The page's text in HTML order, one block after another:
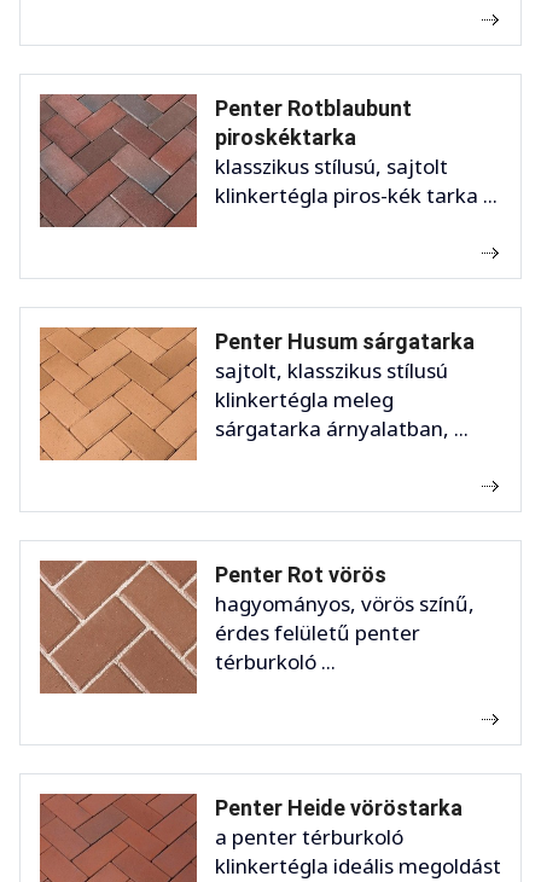
Penter Rotblaubunt
piroskéktarka
klasszikus stílusú, sajtolt
klinkertégla piros-kék tarka ...
Penter Husum sárgatarka
sajtolt, klasszikus stílusú
klinkertégla meleg
sárgatarka árnyalatban, ...
Penter Rot vörös
hagyományos, vörös színű,
érdes felületű penter
térburkoló ...
Penter Heide vöröstarka
a penter térburkoló
klinkertégla ideális megoldást